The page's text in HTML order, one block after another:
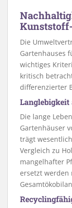
Die
Gartenhauses
wichtiges
kritisch
differenzierter
Die lange
Gartenhäuser
trägt
Vergleich zu
mangelhafter
ersetzt werden